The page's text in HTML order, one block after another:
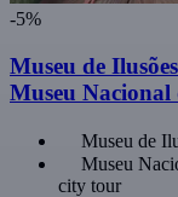
-5%
Museu de
Museu Nacional
Museu de
Museu
city tour